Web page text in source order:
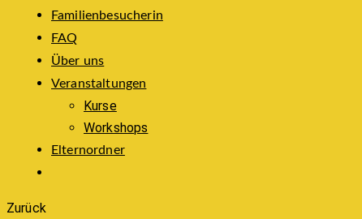
Familienbesucherin
FAQ
Über uns
Veranstaltungen
Kurse
Workshops
Elternordner
Zurück